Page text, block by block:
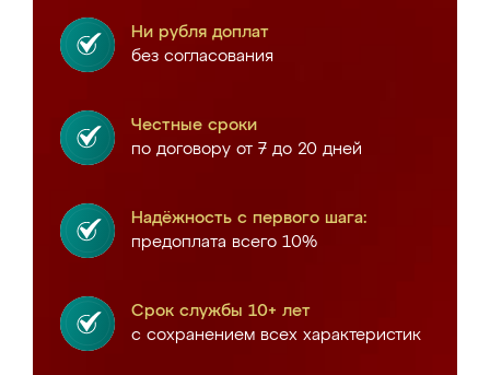
Ни рубля доплат
без согласования
Честные сроки
по договору от 7 до 20 дней
Надёжность с первого шага:
предоплата всего 10%
Срок службы 10+ лет
с сохранением всех характеристик